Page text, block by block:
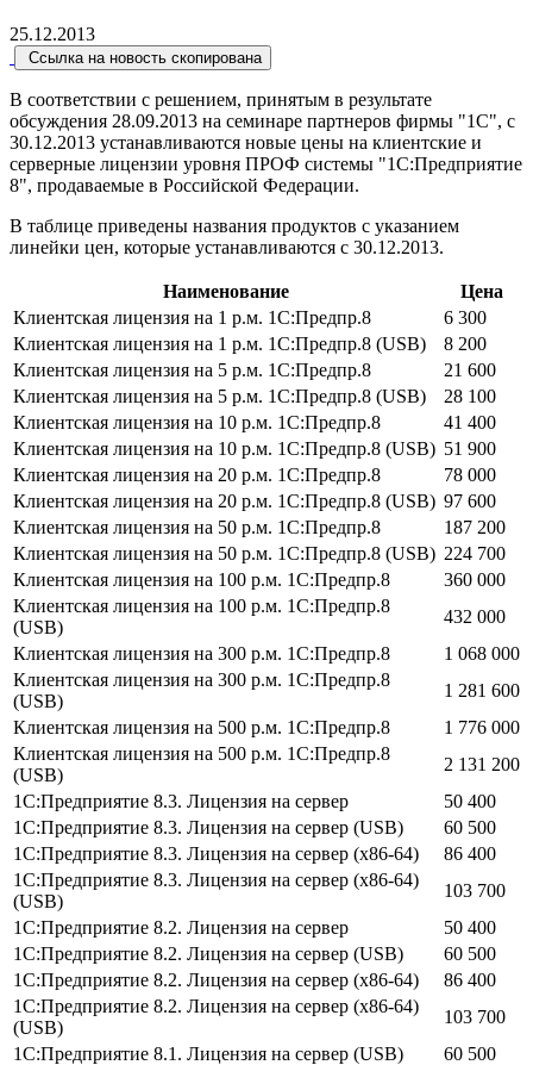
25.12.2013
Ссылка на новость скопирована
В соответствии с решением, принятым в результате
обсуждения 28.09.2013 на семинаре партнеров фирмы "1С", с
30.12.2013 устанавливаются новые цены на клиентские и
серверные лицензии уровня ПРОФ системы "1С:Предприятие
8", продаваемые в Российской Федерации.
В таблице приведены названия продуктов с указанием
линейки цен, которые устанавливаются с 30.12.2013.
Наименование
Цена
Клиентская лицензия на 1 р.м. 1С:Предпр.8
6 300
Клиентская лицензия на 1 р.м. 1С:Предпр.8 (USB)
8 200
Клиентская лицензия на 5 р.м. 1С:Предпр.8
21 600
Клиентская лицензия на 5 р.м. 1С:Предпр.8 (USB)
28 100
Клиентская лицензия на 10 р.м. 1С:Предпр.8
41 400
Клиентская лицензия на 10 р.м. 1С:Предпр.8 (USB) 51 900
Клиентская лицензия на 20 р.м. 1С:Предпр.8
78 000
Клиентская лицензия на 20 р.м. 1С:Предпр.8 (USB) 97 600
Клиентская лицензия на 50 р.м. 1С:Предпр.8
187 200
Клиентская лицензия на 50 р.м. 1С:Предпр.8 (USB) 224 700
Клиентская лицензия на 100 р.м. 1С:Предпр.8
360 000
Клиентская лицензия на 100 р.м. 1С:Предпр.8
(USB)
432 000
Клиентская лицензия на 300 р.м. 1С:Предпр.8
1 068 000
Клиентская лицензия на 300 р.м. 1С:Предпр.8
(USB)
1 281 600
Клиентская лицензия на 500 р.м. 1С:Предпр.8
1 776 000
Клиентская лицензия на 500 р.м. 1С:Предпр.8
(USB)
2 131 200
1С:Предприятие 8.3. Лицензия на сервер
50 400
1С:Предприятие 8.3. Лицензия на сервер (USB)
60 500
1С:Предприятие 8.3. Лицензия на сервер (x86-64)
86 400
1С:Предприятие 8.3. Лицензия на сервер (x86-64)
(USB)
103 700
1С:Предприятие 8.2. Лицензия на сервер
50 400
1С:Предприятие 8.2. Лицензия на сервер (USB)
60 500
1С:Предприятие 8.2. Лицензия на сервер (x86-64)
86 400
1С:Предприятие 8.2. Лицензия на сервер (x86-64)
(USB)
103 700
1С:Предприятие 8.1. Лицензия на сервер (USB)
60 500